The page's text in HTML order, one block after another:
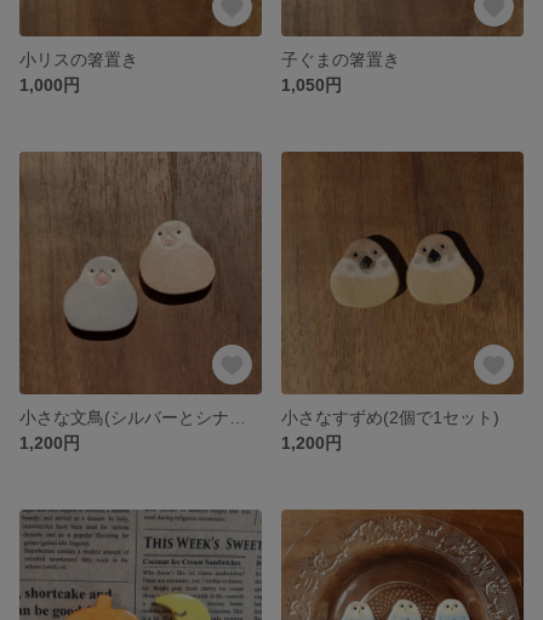
小リスの箸置き
1,000円
子ぐまの箸置き
1,050円
1,200円
小さなすずめ(2個で1セット)
1,200円